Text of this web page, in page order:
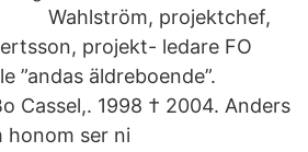
Wahlström, projektchef,
projekt- ledare FO
”andas äldreboende”.
Cassel,. 1998 † 2004. Anders
honom ser ni